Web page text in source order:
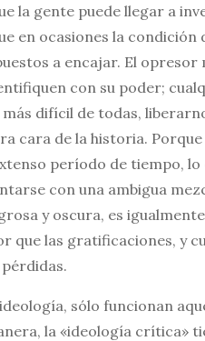
la gente puede llegar a
en ocasiones la
a encajar. El opresor
con su poder;
difícil de todas,
cara de la historia.
período de tiempo, lo
con una ambigua
y oscura, es
que las gratificaciones, y
sólo funcionan
la «ideología crítica»